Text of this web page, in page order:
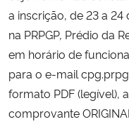
Ministério da Mulher, da
Secretaria-Geral
Secretaria de Governo
a inscrição, de 23 a
na PRPGP, Prédio da
em horário de
para o e-mail
formato PDF (legível),
comprovante